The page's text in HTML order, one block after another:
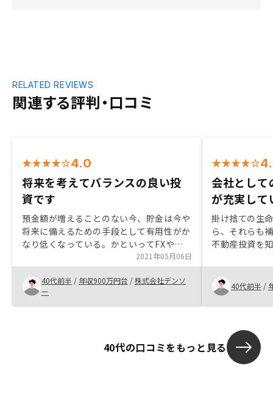
関連する評判・口コミ
RELATED REVIEWS
4.0
将来を考えてバランスの良い投
資です
預金額が増えることのない今、貯金は今や
将来に備えるための手段として有用性がか
なり低くなっている。かといってFXや株
式投資のハイリスクな手段は誰しも二の足
を踏む。その中間である不動産投資をやら
ない理由を説明できる人はいるのでしょう
か。契約手続き後の流れ、TODOをアプリ
等で分かりやすく見せてもらえるとよいか
2021年05月06日
40代前半 / 年収900万円台 /株式会社デンソ
ー
会社として
が充実して
掛け捨ての生
ら、それらも
不動産投資を
い印象を持っ
話だったりい
話を伺ったり
うになりました。 そんな中で最
クアップ体制
方の知識が豊
頼がおけそう
40代前半 /
40代の口コミをもっと見る